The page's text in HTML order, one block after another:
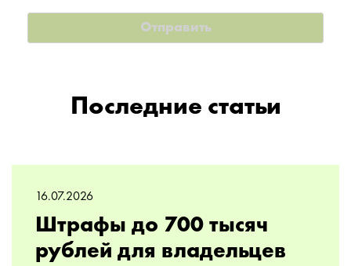
Последние статьи
16.07.2026
Штрафы до 700 тысяч
рублей для владельцев